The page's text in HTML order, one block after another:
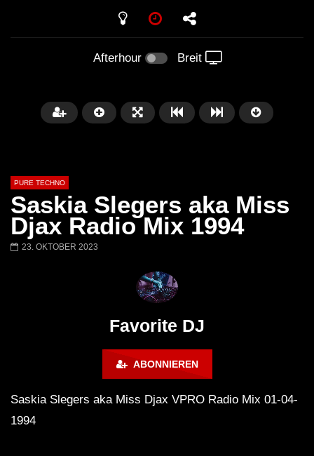
Afterhour Breit
Miss Djax – Cherry Moon –
PURE TECHNO
Saskia Slegers aka Miss
Djax Radio Mix 1994
23. OKTOBER 2023
Favorite DJ
ABONNIEREN
Saskia Slegers aka Miss Djax VPRO Radio Mix 01-04-
1994